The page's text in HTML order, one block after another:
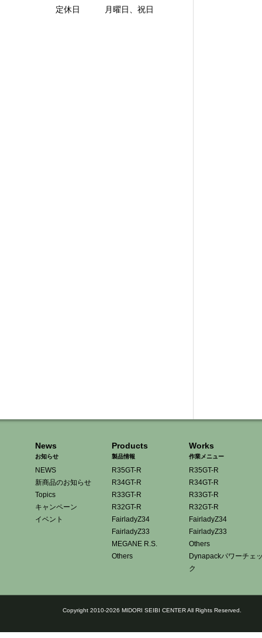
定休日 月曜日、祝日
News
お知らせ
NEWS
新商品のお知らせ
Topics
キャンペーン
イベント
Products
製品情報
R35GT-R
R34GT-R
R33GT-R
R32GT-R
FairladyZ34
FairladyZ33
MEGANE R.S.
Others
Works
作業メニュー
R35GT-R
R34GT-R
R33GT-R
R32GT-R
FairladyZ34
FairladyZ33
Others
Dynapackパワーチェ
ク
Copyright 2010-2026 MIDORI SEIBI CENTER All Rights Reserved.